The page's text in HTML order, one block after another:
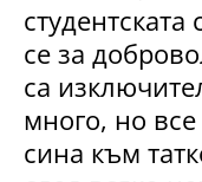
се за
са
много, но
сина към